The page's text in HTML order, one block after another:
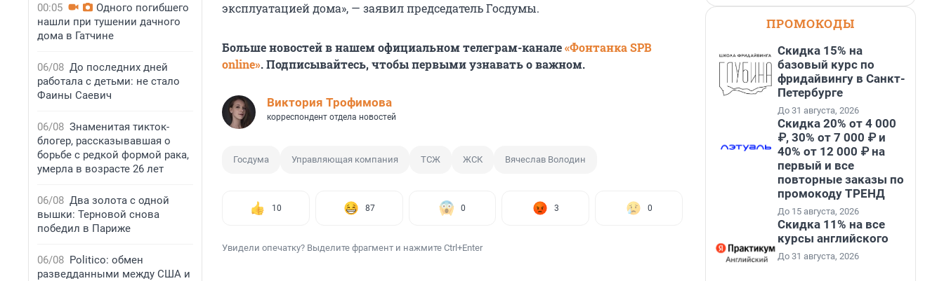
00:05
Одного погибшего
нашли при тушении дачного
дома в Гатчине
06/08 До последних дней
работала с детьми: не стало
Фаины Саевич
06/08 Знаменитая тикток-
блогер, рассказывавшая о
борьбе с редкой формой рака,
умерла в возрасте 26 лет
06/08 Два золота с одной
вышки: Терновой снова
победил в Париже
06/08 Politico: обмен
разведданными между США и
эксплуатацией дома», — заявил председатель Госдумы.
Больше новостей в нашем официальном телеграм-канале«Фонтанка SPB
online». Подписывайтесь, чтобы первыми узнавать о важном.
Виктория Трофимова
корреспондент отдела новостей
Госдума Управляющая компания ТСЖ ЖСК Вячеслав Володин
10 87 0 3 0
Увидели опечатку? Выделите фрагмент и нажмите Ctrl+Enter
ПРОМОКОДЫ
Скидка 15% на
базовый курс по
фридайвингу в Санкт-
Петербурге
До 31 августа, 2026
Скидка 20% от 4 000
₽, 30% от 7 000 ₽ и
40% от 12 000 ₽ на
первый и все
повторные заказы по
промокоду ТРЕНД
До 15 августа, 2026
Скидка 11% на все
курсы английского
До 31 августа, 2026